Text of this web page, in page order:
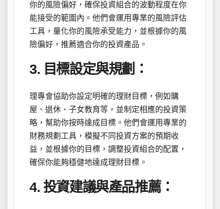
你的風險偏好，確保投資組合的波動程度在你
能接受的範圍內。他們會運用專業的風險評估
工具，量化你的風險承受能力，並根據你的風
險偏好，推薦適合你的投資產品。
3. 目標設定與規劃：
理專會協助你設定明確的理財目標，例如購
屋、退休、子女教育等，並制定相應的投資策
略，幫助你按時達成目標。他們會運用專業的
財務規劃工具，模擬不同投資方案的預期收
益，並根據你的目標，調整投資組合的配置，
確保你能夠穩健地達成理財目標。
4. 投資建議與產品推薦：